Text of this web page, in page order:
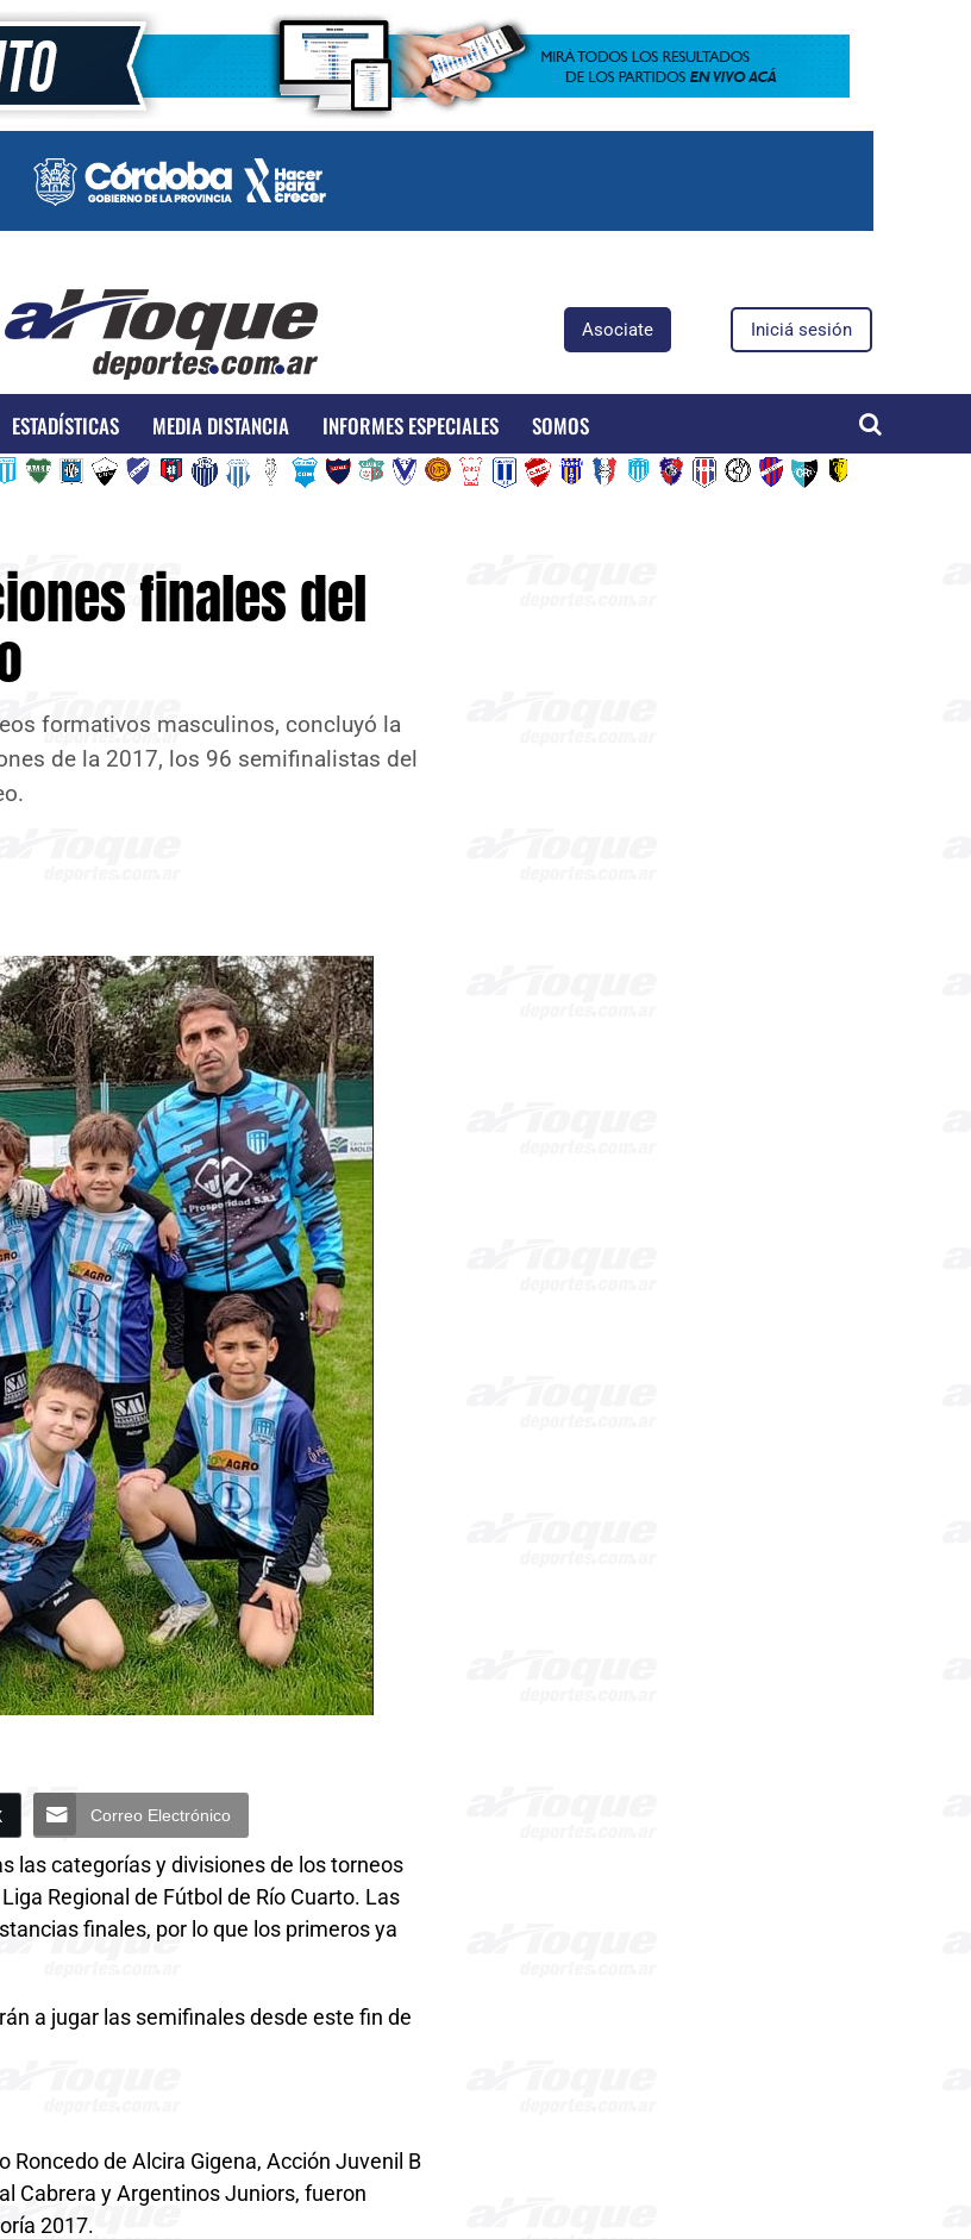
Asociate Iniciá sesión
ESTADÍSTICAS MEDIA DISTANCIA INFORMES ESPECIALES SOMOS
finales del
formativos masculinos, concluyó la
de la 2017, los 96 semifinalistas del
Correo Electrónico
las categorías y divisiones de los torneos
Regional de Fútbol de Río Cuarto. Las
finales, por lo que los primeros ya
a jugar las semifinales desde este fin de
Roncedo de Alcira Gigena, Acción Juvenil B
Cabrera y Argentinos Juniors, fueron
2017.